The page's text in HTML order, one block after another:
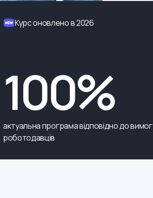
Курс оновлено в 2026
100%
актуальна програма відповідно до вимог
роботодавців